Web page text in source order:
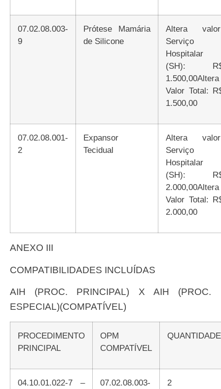
07.02.08.003-
9
Prótese Mamária
de Silicone
Altera valor:
Serviço
Hospitalar
(SH):
1.500,00Altera
Valor Total:
1.500,00
07.02.08.001-
2
Expansor
Tecidual
Altera valor:
Serviço
Hospitalar
(SH):
2.000,00Altera
Valor Total:
2.000,00
ANEXO III
COMPATIBILIDADES INCLUÍDAS
AIH (PROC. PRINCIPAL) X AIH (PROC.
ESPECIAL)(COMPATÍVEL)
PROCEDIMENTO
PRINCIPAL
OPM
COMPATÍVEL
QUANTIDADE
04.10.01.022-7 –
07.02.08.003-
2